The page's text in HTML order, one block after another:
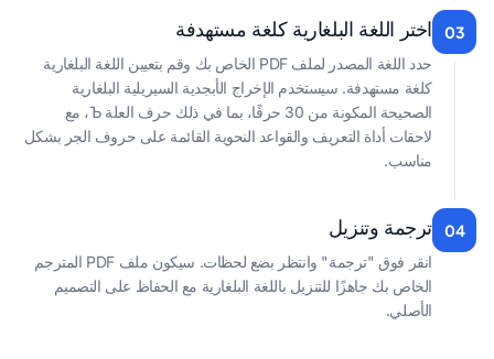
03 اختر اللغة البلغارية كلغة مستهدفة
حدد اللغة المصدر لملف PDF الخاص بك وقم بتعيين اللغة البلغارية
كلغة مستهدفة. سيستخدم الإخراج الأبجدية السيريلية البلغارية
الصحيحة المكونة من 30 حرفًا، بما في ذلك حرف العلة Ъ، مع
لاحقات أداة التعريف والقواعد النحوية القائمة على حروف الجر بشكل
مناسب.
04 ترجمة وتنزيل
انقر فوق "ترجمة" وانتظر بضع لحظات. سيكون ملف PDF المترجم
الخاص بك جاهزًا للتنزيل باللغة البلغارية مع الحفاظ على التصميم
الأصلي.